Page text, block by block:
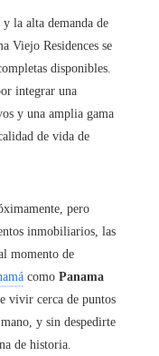
la alta demanda de
Viejo Residences se
disponibles.
integrar una
y una amplia gama
de vida de
pero
inmobiliarios, las
momento de
como Panama
vivir cerca de puntos
y sin despedirte
de historia.